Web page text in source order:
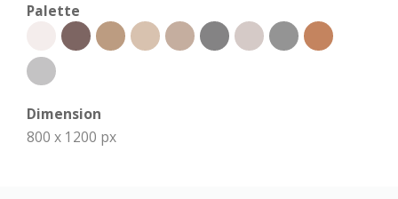
Palette
Dimension
800 x 1200 px